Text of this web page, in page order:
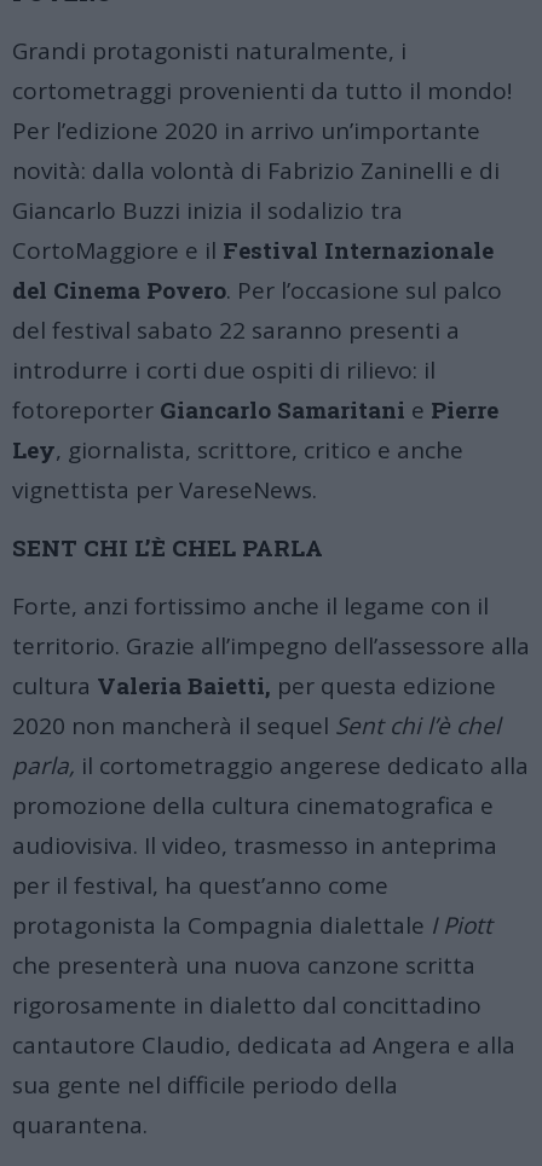
Grandi protagonisti naturalmente, i
cortometraggi provenienti da tutto il mondo!
Per l’edizione 2020 in arrivo un’importante
novità: dalla volontà di Fabrizio Zaninelli e di
Giancarlo Buzzi inizia il sodalizio tra
CortoMaggiore e il Festival Internazionale
del Cinema Povero. Per l’occasione sul palco
del festival sabato 22 saranno presenti a
introdurre i corti due ospiti di rilievo: il
fotoreporter Giancarlo Samaritani e Pierre
Ley, giornalista, scrittore, critico e anche
vignettista per VareseNews.
SENT CHI L’È CHEL PARLA
Forte, anzi fortissimo anche il legame con il
territorio. Grazie all’impegno dell’assessore alla
cultura Valeria Baietti, per questa edizione
2020 non mancherà il sequel Sent chi l’è chel
parla, il cortometraggio angerese dedicato alla
promozione della cultura cinematografica e
audiovisiva. Il video, trasmesso in anteprima
per il festival, ha quest’anno come
protagonista la Compagnia dialettale I Piott
che presenterà una nuova canzone scritta
rigorosamente in dialetto dal concittadino
cantautore Claudio, dedicata ad Angera e alla
sua gente nel difficile periodo della
quarantena.